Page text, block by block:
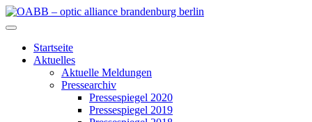
Zum
Inhalt
OABB – optic alliance brandenburg berlin
Startseite
Aktuelles
Aktuelle Meldungen
Pressearchiv
Pressespiegel 2020
Pressespiegel 2019